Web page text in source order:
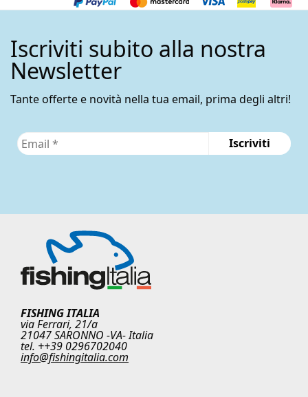
Iscriviti subito alla nostra
Newsletter
Tante offerte e novità nella tua email, prima degli altri!
FISHING ITALIA
via Ferrari, 21/a
21047 SARONNO -VA- Italia
tel. ++39 0296702040
info@fishingitalia.com